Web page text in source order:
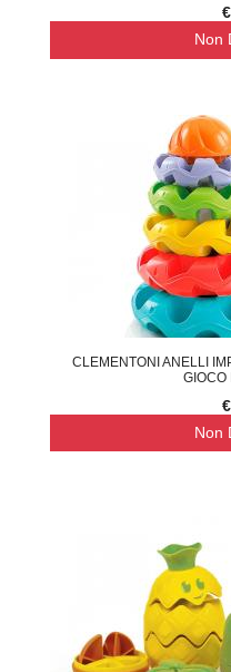
Non
CLEMENTONI ANELLI
GIOCO
Non